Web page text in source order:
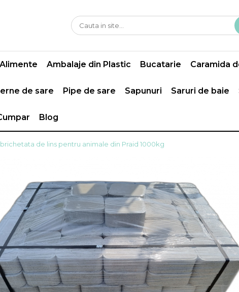
Alimente Ambalaje din Plastic Bucatarie Caramida
de sare Pipe de sare Sapunuri Saruri de baie
Blog
de lins pentru animale din Praid 1000kg